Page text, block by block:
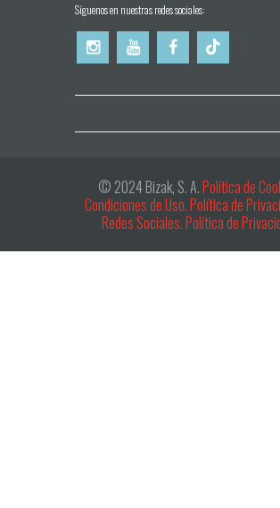
Síguenos en nuestras redes sociales:
© 2024 Bizak, S. A.Política de
Condiciones de Uso.Política de
Redes Sociales.Política de